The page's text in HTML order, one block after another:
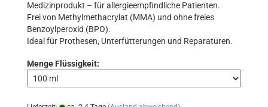
Medizinprodukt – für allergieempfindliche Patienten.
Frei von Methylmethacrylat (MMA) und ohne freies
Benzoylperoxid (BPO).
Ideal für Prothesen, Unterfütterungen und Reparaturen.
Menge Flüssigkeit: